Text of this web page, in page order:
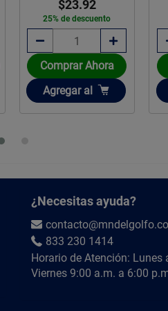
25% de descuento
Comprar Ahora
Añadir
Agregar al
¿Necesitas ayuda?
833 230 1414
Horario de Atención: Lunes
Viernes 9:00 a.m. a 6:00